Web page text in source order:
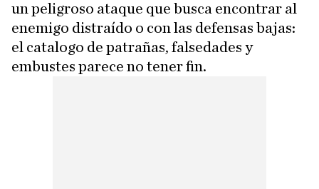
un peligroso ataque que busca encontrar al
enemigo distraído o con las defensas bajas:
el catalogo de patrañas, falsedades y
embustes parece no tener fin.